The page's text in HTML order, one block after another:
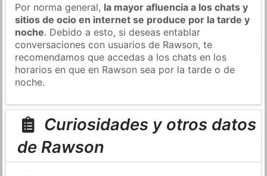
Por norma general, la mayor afluencia a los chats y
sitios de ocio en internet se produce por la tarde y
noche. Debido a esto, si deseas entablar
conversaciones con usuarios de Rawson, te
recomendamos que accedas a los chats en los
horarios en que en Rawson sea por la tarde o de
noche.
Curiosidades y otros datos
de Rawson